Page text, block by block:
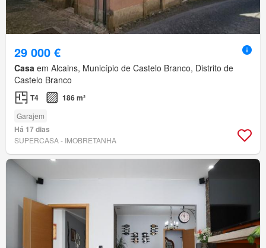
29 000 €
Casa em Alcains, Município de Castelo Branco, Distrito de
Castelo Branco
T4 186 m²
Garajem
Há 17 dias
SUPERCASA - IMOBRETANHA